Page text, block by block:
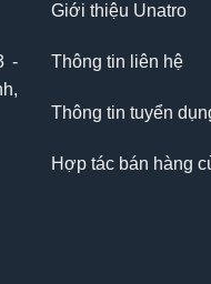
-
Giới thiệu Unatro
Thông tin liên hệ
Thông tin tuyển
Hợp tác bán hàng